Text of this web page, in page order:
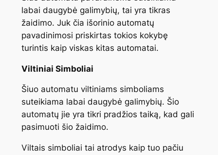
labai daugybė galimybių, tai yra tikras
žaidimo. Juk čia išorinio automatų
pavadinimosi priskirtas tokios kokybę
turintis kaip viskas kitas automatai.
Viltiniai Simboliai
Šiuo automatu viltiniams simboliams
suteikiama labai daugybė galimybių. Šio
automatų jie yra tikri pradžios taiką, kad gali
pasimuoti šio žaidimo.
Viltais simboliai tai atrodys kaip tuo pačiu